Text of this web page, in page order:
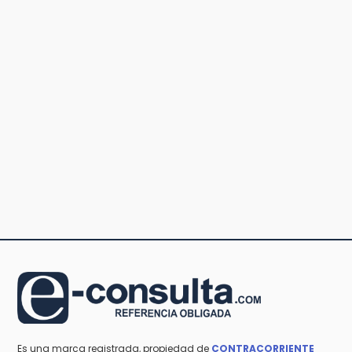
Es una marca registrada, propiedad de CONTRACORRIENTE